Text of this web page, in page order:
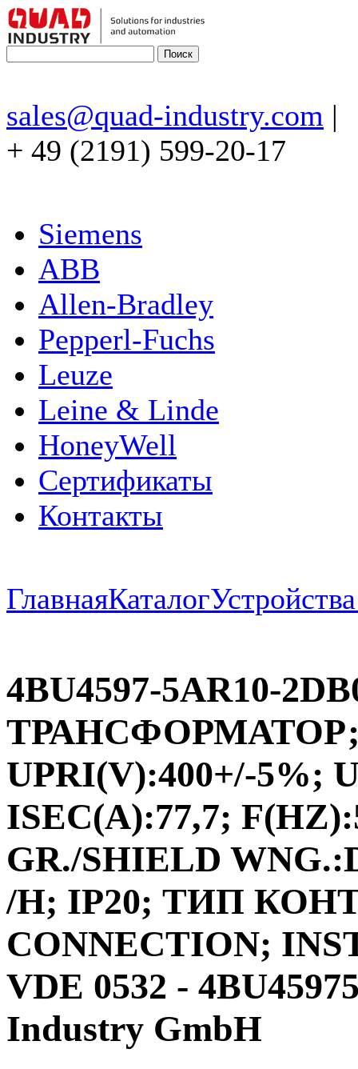
sales@quad-industry.com |
+ 49 (2191) 599-20-17
Siemens
ABB
Allen-Bradley
Pepperl-Fuchs
Leuze
Leine & Linde
HoneyWell
Сертификаты
Контакты
ГлавнаяКаталог
4BU4597-5AR10-
UPRI(V):400+/-5%;
ISEC(A):77,7;
GR./SHIELD
/H; IP20; ТИП
CONNECTION;
VDE 0532 -
Industry GmbH